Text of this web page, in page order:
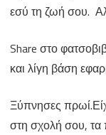
εσύ τη ζωή σου.
Share στο
και λίγη βάση
Ξύπνησες
στη σχολή σου, τα